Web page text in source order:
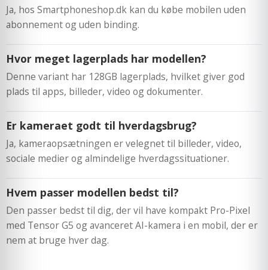
Ja, hos Smartphoneshop.dk kan du købe mobilen uden
abonnement og uden binding.
Hvor meget lagerplads har modellen?
Denne variant har 128GB lagerplads, hvilket giver god
plads til apps, billeder, video og dokumenter.
Er kameraet godt til hverdagsbrug?
Ja, kameraopsætningen er velegnet til billeder, video,
sociale medier og almindelige hverdagssituationer.
Hvem passer modellen bedst til?
Den passer bedst til dig, der vil have kompakt Pro-Pixel
med Tensor G5 og avanceret AI-kamera i en mobil, der er
nem at bruge hver dag.